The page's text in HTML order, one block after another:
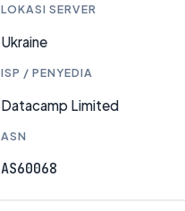
LOKASI SERVER
Ukraine
ISP / PENYEDIA
Datacamp Limited
ASN
AS60068